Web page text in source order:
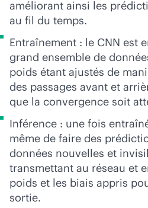
améliorant ainsi les
au fil du temps.
Entraînement : le CNN est
grand ensemble de
poids étant ajustés de
des passages avant et
que la convergence soit
Inférence : une fois
même de faire des
données nouvelles et
transmettant au réseau et
poids et les biais appris
sortie.